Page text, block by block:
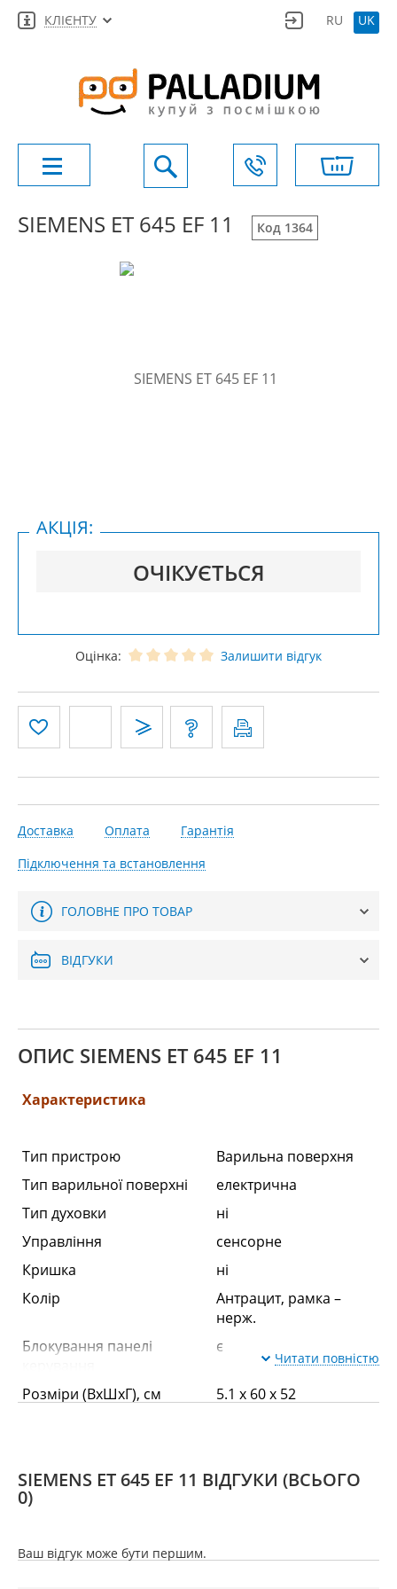
КЛІЄНТУ RU UK
SIEMENS ET 645 EF 11 Код 1364
ОЧІКУЄТЬСЯ
АКЦІЯ:
Оцінка: Залишити відгук
Доставка Оплата
Гарантія
Підключення та встановлення
ГОЛОВНЕ ПРО ТОВАР
ВІДГУКИ
ОПИС SIEMENS ET 645 EF 11
Характеристика
Тип пристрою
Варильна поверхня
Тип варильної поверхні
електрична
Тип духовки
ні
Управління
сенсорне
Кришка
ні
Колір
Антрацит, рамка –
нерж.
Блокування панелі
є
Розміри (ВхШхГ), см 5.1 x 60 x 52
Залежна
конфорок
Читати повністю
SIEMENS ET 645 EF 11 ВІДГУКИ (ВСЬОГО
0)
Ваш відгук може бути першим.